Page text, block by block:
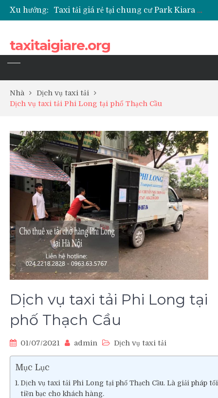
Xu hướng:
Taxi tải giá rẻ tại chung cư Park Kiara Hà Đông
Taxi tải giá rẻ tại chung cư Grande Park Phú Lãm
taxitaigiare.org
Nhà
Dịch vụ taxi tải
Dịch vụ taxi tải Phi Long tại phố Thạch Cầu
Dịch vụ taxi tải Phi Long tại
phố Thạch Cầu
01/07/2021 admin Dịch vụ taxi tải
Mục Lục
Dịch vụ taxi tải Phi Long tại phố Thạch Cầu. Là giải pháp
tiền bạc cho khách hàng.